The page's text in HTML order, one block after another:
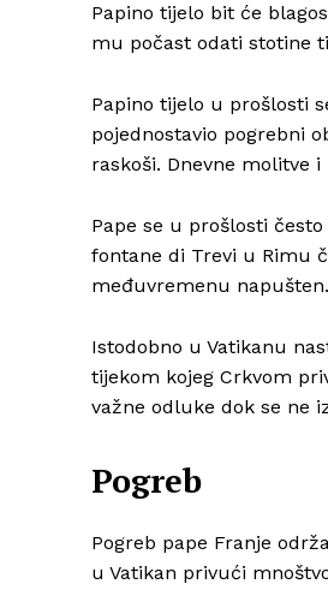
Papino tijelo bit će
mu počast odati stotine
Papino tijelo u prošlosti
pojednostavio pogrebni
raskoši. Dnevne molitve
Pape se u prošlosti
fontane di Trevi u Rimu
međuvremenu napušten.
Istodobno u Vatikanu
tijekom kojeg Crkvom
važne odluke dok se ne
Pogreb
Pogreb pape Franje
u Vatikan privući